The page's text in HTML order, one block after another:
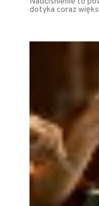
dotyka coraz